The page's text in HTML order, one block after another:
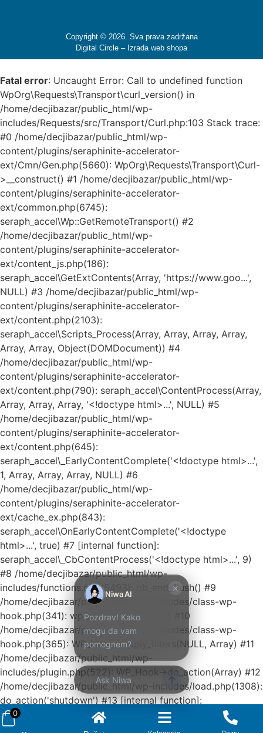
0
Copyright © 2026. Sva prava zadržana
Digital Circle – Izrada web shopa
Kako mogu da
pomognem?
Zdravo! Ja sam
Niwa Ai
Asistent. Pitajte
me šta god o
ovom sajtu ili
mogu da
pomognem.
12:06 PM
Prikaži najprodavanije
Prikaži najnovije
Ask Niwa
Fatal error: Uncaught Error: Call to undefined function
WpOrg\Requests\Transport\curl_version() in
/home/decjibazar/public_html/wp-
includes/Requests/src/Transport/Curl.php:103 Stack trace:
#0 /home/decjibazar/public_html/wp-
content/plugins/seraphinite-accelerator-
ext/Cmn/Gen.php(5660): WpOrg\Requests\Transport\Curl-
>__construct() #1 /home/decjibazar/public_html/wp-
content/plugins/seraphinite-accelerator-
ext/common.php(6745):
seraph_accel\Wp::GetRemoteTransport() #2
/home/decjibazar/public_html/wp-
content/plugins/seraphinite-accelerator-
ext/content_js.php(186):
seraph_accel\GetExtContents(Array, 'https://www.goo...',
NULL) #3 /home/decjibazar/public_html/wp-
content/plugins/seraphinite-accelerator-
ext/content.php(2103):
seraph_accel\Scripts_Process(Array, Array, Array, Array,
Array, Array, Object(DOMDocument)) #4
/home/decjibazar/public_html/wp-
content/plugins/seraphinite-accelerator-
ext/content.php(790): seraph_accel\ContentProcess(Array,
Array, Array, Array, '<!doctype html>...', NULL) #5
/home/decjibazar/public_html/wp-
content/plugins/seraphinite-accelerator-
ext/content.php(645):
seraph_accel\_EarlyContentComplete('<!doctype html>...',
1, Array, Array, Array, NULL) #6
/home/decjibazar/public_html/wp-
content/plugins/seraphinite-accelerator-
ext/cache_ex.php(843):
seraph_accel\OnEarlyContentComplete('<!doctype
html>...', true) #7 [internal function]:
seraph_accel\_CbContentProcess('<!doctype html>...', 9)
#8 /home/decjibazar/public_html/wp-
includes/functions.php(5493): ob_end_flush() #9
/home/decjibazar/public_html/wp-includes/class-wp-
hook.php(341): wp_ob_end_flush_all('') #10
/home/decjibazar/public_html/wp-includes/class-wp-
hook.php(365): WP_Hook->apply_filters(NULL, Array) #11
/home/decjibazar/public_html/wp-
includes/plugin.php(522): WP_Hook->do_action(Array) #12
/home/decjibazar/public_html/wp-includes/load.php(1308):
do_action('shutdown') #13 [internal function]:
shutdown_action_hook() #14 {main} thrown in
/home/decjibazar/public_html/wp-
×
Niwa AI
Pozdrav! Kako
mogu da vam
pomognem?